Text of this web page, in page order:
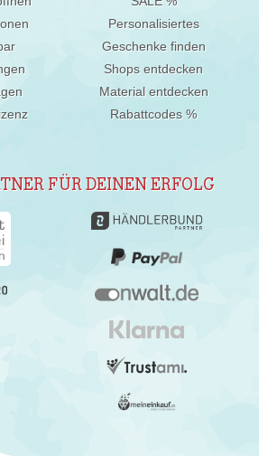
Personalisiertes
Geschenke finden
Shops entdecken
Material entdecken
Rabattcodes %
FÜR DEINEN ERFOLG